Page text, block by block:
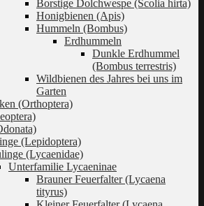
Borstige Dolchwespe (Scolia hirta)
Honigbienen (Apis)
Hummeln (Bombus)
Erdhummeln
Dunkle Erdhummel
(Bombus terrestris)
Wildbienen des Jahres bei uns im
Garten
(Orthoptera)
(Lepidoptera)
(Lycaenidae)
Unterfamilie Lycaeninae
Brauner Feuerfalter (Lycaena
tityrus)